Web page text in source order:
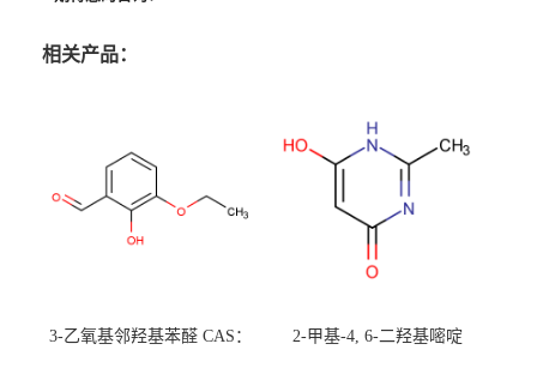
相关产品：
3-乙氧基邻羟基苯醛 CAS：
2-甲基-4, 6-二羟基嘧啶